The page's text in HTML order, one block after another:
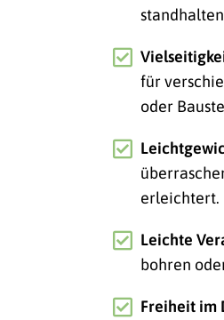
für
oder
erleichtert.
Leichte
bohren
Freiheit im